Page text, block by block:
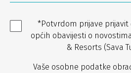
*Potvrdom prijave
općih obavijesti o
& Resorts (Sava
Vaše osobne podatke